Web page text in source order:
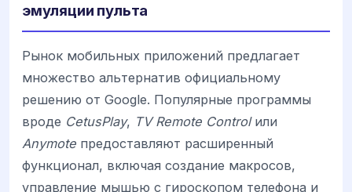
эмуляции пульта
Рынок мобильных приложений предлагает
множество альтернатив официальному
решению от Google. Популярные программы
вроде CetusPlay, TV Remote Controlили
Anymote предоставляют расширенный
функционал, включая создание макросов,
управление мышью с гироскопом телефона и